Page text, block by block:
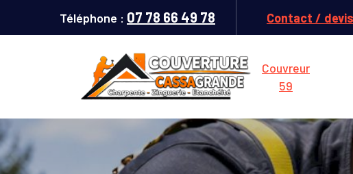
Téléphone : 07 78 66 49 78 Contact / devis
Couvreur
59